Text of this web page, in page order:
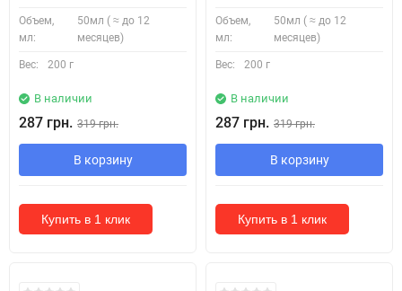
Объем,
мл:
50мл ( ≈ до 12
месяцев)
Вес: 200 г
В наличии
287 грн. 319 грн.
В корзину
Купить в 1 клик
Объем,
мл:
50мл ( ≈ до 12
месяцев)
Вес: 200 г
В наличии
287 грн. 319 грн.
В корзину
Купить в 1 клик